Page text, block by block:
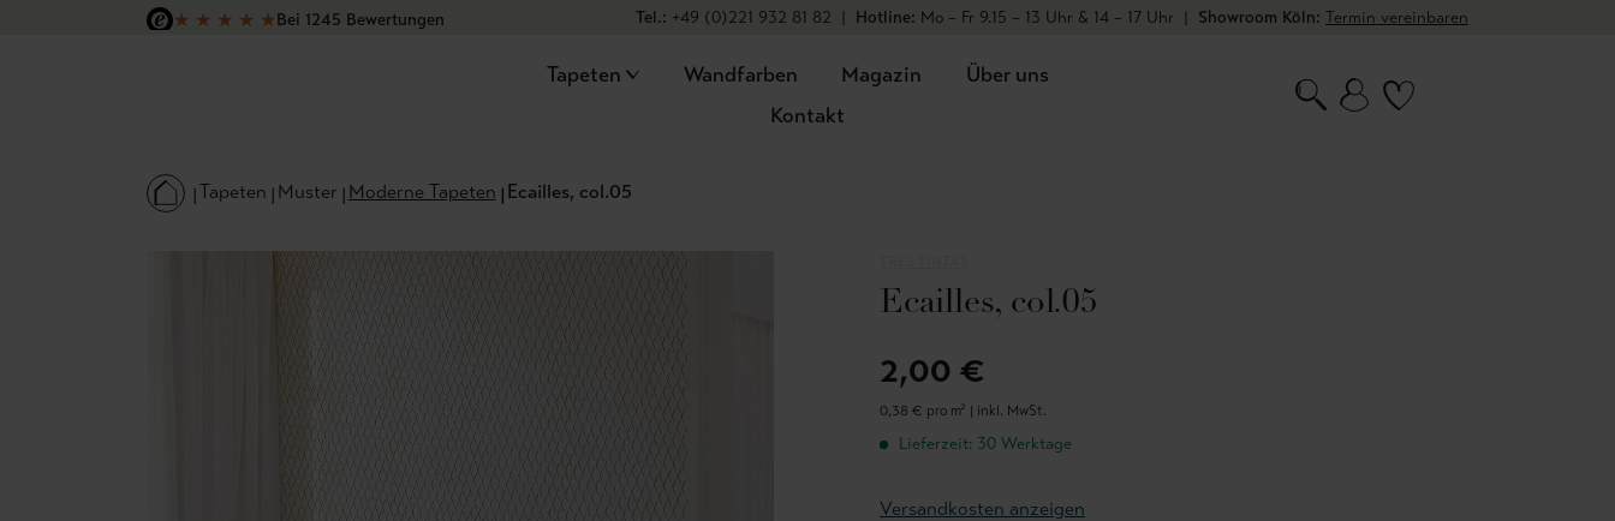
Hauptinhalt springen
Zur Suche springen
Zur Hauptnavigation springen
★ ★ ★ ★ ★Bei 1245 Bewertungen
Tel.: +49 (0)221 932 81 82 | Hotline: Mo – Fr 9.15 – 13 Uhr & 14 – 17 Uhr | Showroom Köln: Termin vereinbaren
Tapeten Wandfarben Magazin
Über uns
Kontakt
Tapeten Muster Moderne Tapeten Ecailles, col.05
Ecailles, col.05
2,00 €
0,38 € pro m² | inkl. MwSt.
Lieferzeit: 30 Werktage
Versandkosten anzeigen